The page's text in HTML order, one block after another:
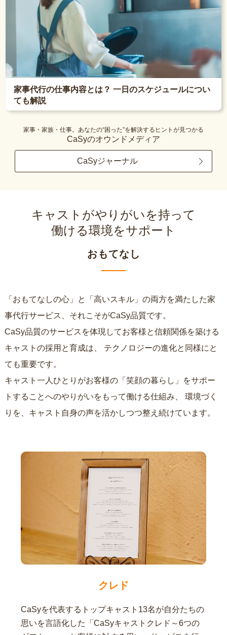
家事代行の仕事内容とは？ 一日のスケジュールについ
ても解説
家事・家族・仕事。あなたの“困った”を解決するヒントが見つかる
CaSyのオウンドメディア
CaSyジャーナル
キャストがやりがいを持って
働ける環境をサポート
おもてなし
「おもてなしの心」と「高いスキル」の両方を満たした家
事代行サービス、それこそがCaSy品質です。
CaSy品質のサービスを体現してお客様と信頼関係を築ける
キャストの採用と育成は、
ても重要です。
キャスト一人ひとりがお客様の「笑顔の暮らし」をサポー
トすることへのやりがいをもって働ける仕組み、
りを、キャスト自身の声を活かしつつ整え続けています。
クレド
CaSyを代表するトップキャスト13名が自分たちの
思いを言語化した「CaSyキャストクレド～6つの